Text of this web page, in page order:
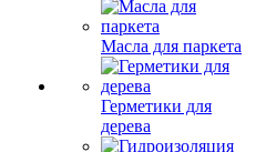
Масла для паркета
Герметики для
дерева